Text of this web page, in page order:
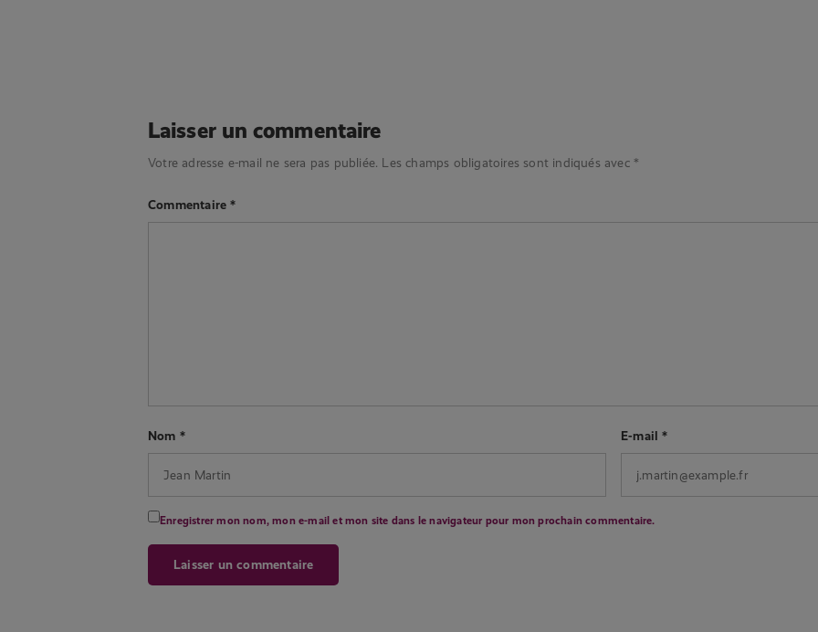
Laisser un commentaire
Votre adresse e-mail ne sera pas publiée. Les champs obligatoires sont indiqués avec*
Commentaire*
Nom * E-mail*
Enregistrer mon nom, mon e-mail et mon site dans le navigateur pour mon prochain commentaire.